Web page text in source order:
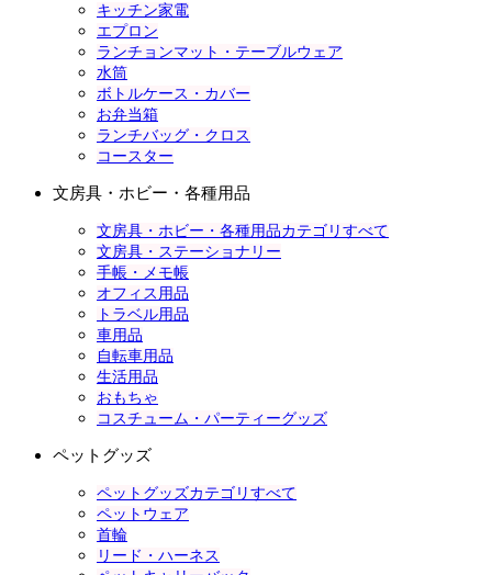
キッチン家電
エプロン
ランチョンマット・テーブルウェア
水筒
ボトルケース・カバー
お弁当箱
ランチバッグ・クロス
コースター
文房具・ホビー・各種用品
文房具・ホビー・各種用品カテゴリすべて
文房具・ステーショナリー
手帳・メモ帳
オフィス用品
トラベル用品
車用品
自転車用品
生活用品
おもちゃ
コスチューム・パーティーグッズ
ペットグッズ
ペットグッズカテゴリすべて
ペットウェア
首輪
リード・ハーネス